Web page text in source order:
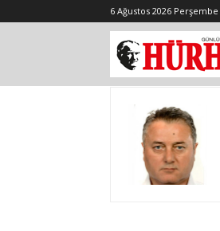
6 Ağustos 2026 Perşembe